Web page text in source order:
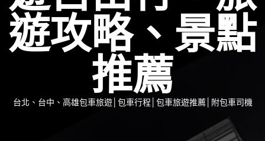
遊攻略、景點
推薦
台北、台中、高雄包車旅遊│包車行程│包車旅遊推薦│附包車司機